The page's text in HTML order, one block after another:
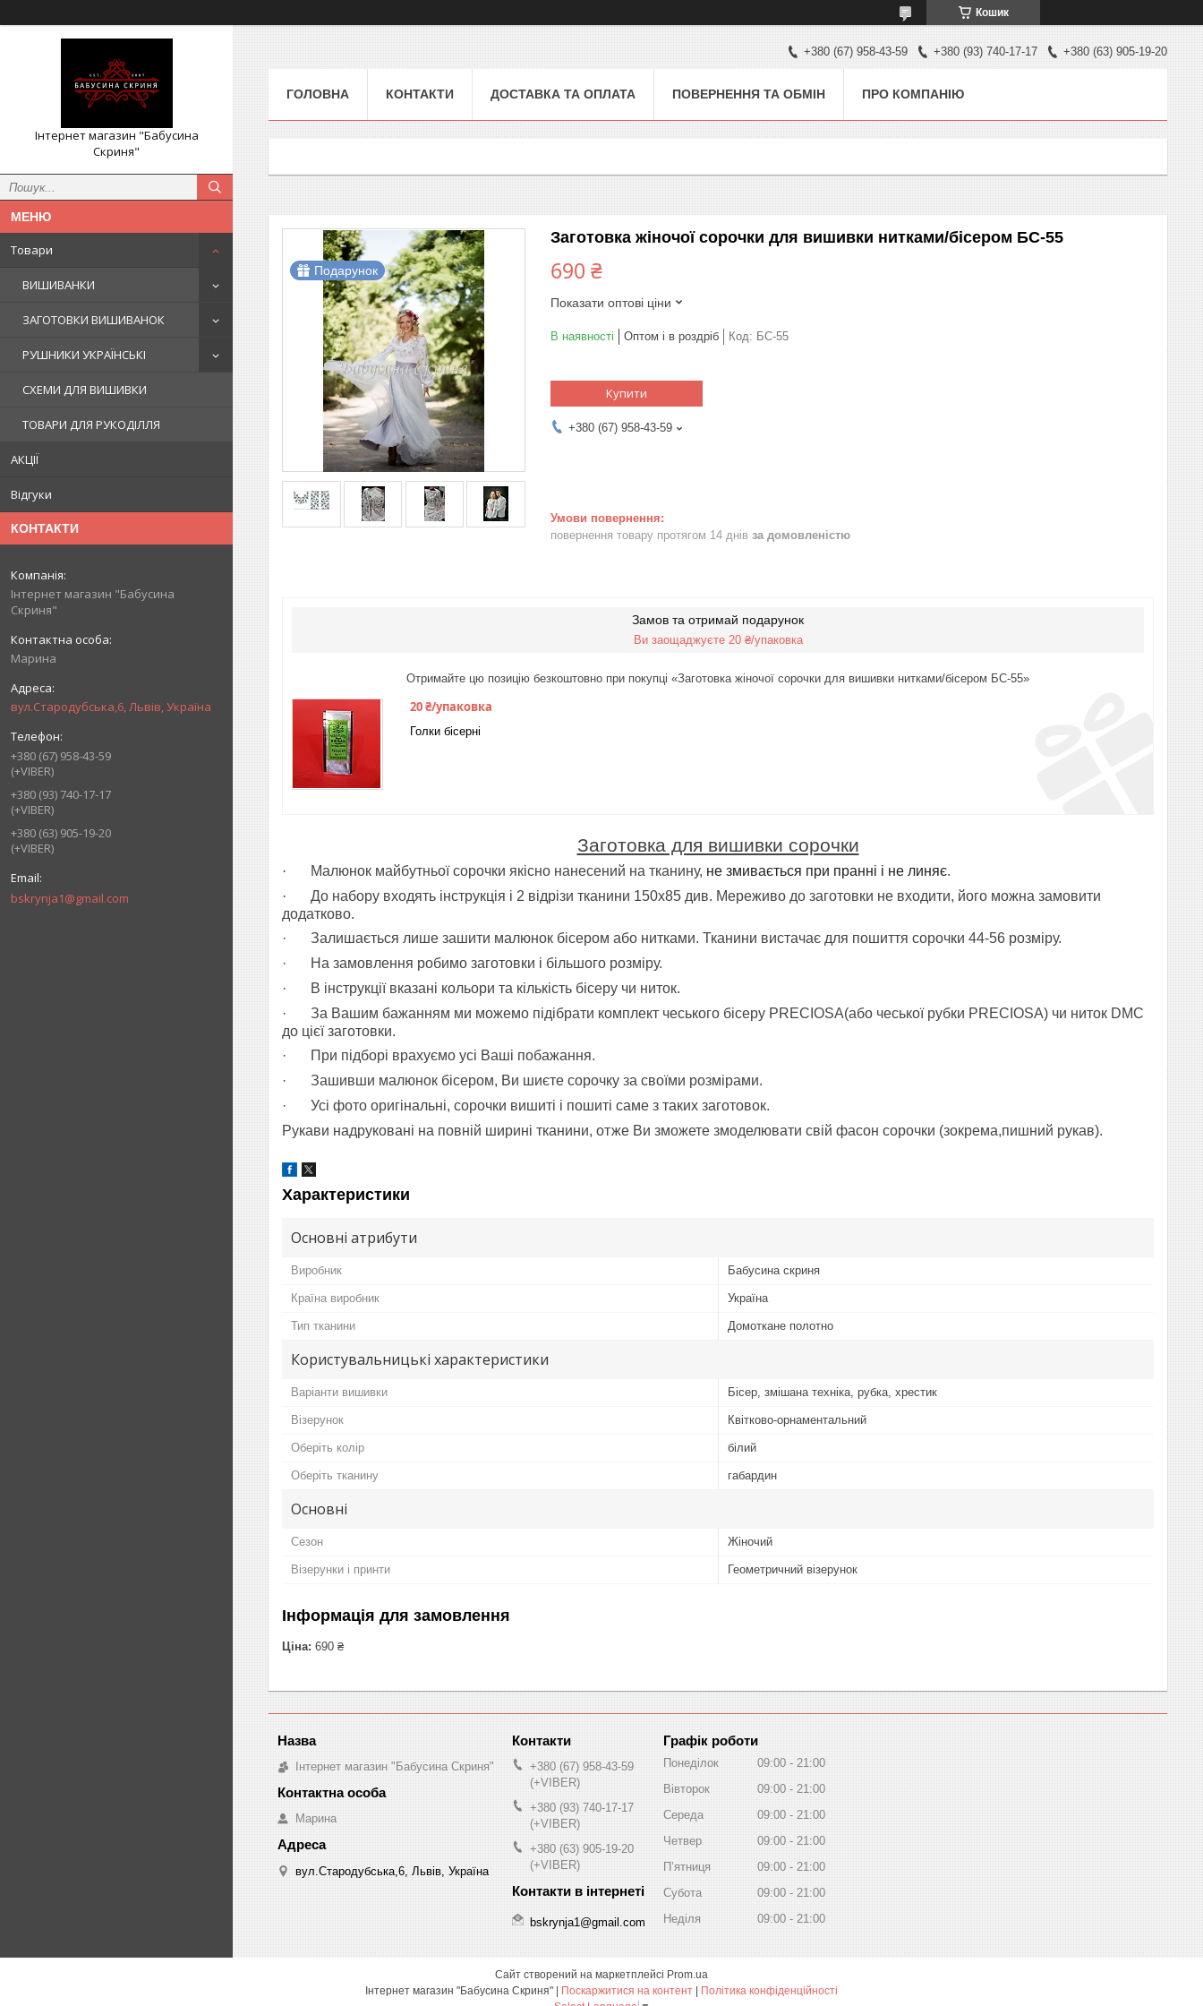
Кошик
Інтернет магазин "Бабусина
Скриня"
Товари
ВИШИВАНКИ
ЗАГОТОВКИ ВИШИВАНОК
РУШНИКИ УКРАЇНСЬКІ
СХЕМИ ДЛЯ ВИШИВКИ
ТОВАРИ ДЛЯ РУКОДІЛЛЯ
АКЦІЇ
Відгуки
КОНТАКТИ
Інтернет магазин "Бабусина
Скриня"
Марина
вул.Стародубська,6, Львів, Україна
+380 (67) 958-43-59
(+VIBER)
+380 (93) 740-17-17
(+VIBER)
+380 (63) 905-19-20
(+VIBER)
bskrynja1@gmail.com
+380 (67) 958-43-59 +380 (93) 740-17-17 +380 (63) 905-19-20
ГОЛОВНА КОНТАКТИ ДОСТАВКА ТА ОПЛАТА ПОВЕРНЕННЯ ТА ОБМІН ПРО КОМПАНІЮ
Подарунок
Заготовка жіночої сорочки для вишивки нитками/бісером БС-55
690 ₴
Показати оптові ціни
В наявності Оптом і в роздріб Код: БС-55
Купити
+380 (67) 958-43-59
повернення товару протягом 14 днів за домовленістю
Замов та отримай подарунок
Ви заощаджуєте 20 ₴/упаковка
Отримайте цю позицію безкоштовно при покупці «Заготовка жіночої сорочки для вишивки нитками/бісером БС-55»
20 ₴/упаковка
Голки бісерні
Заготовка для вишивки сорочки
· Малюнок майбутньої сорочки якісно нанесений на тканину, не змивається при пранні і не линяє.
·
До набору входять інструкція і 2 відрізи тканини 150х85 див. Мереживо до заготовки не входити, його можна замовити
додатково.
·
Залишається лише зашити малюнок бісером або нитками. Тканини вистачає для пошиття сорочки 44-56 розміру.
·
На замовлення робимо заготовки і більшого розміру.
·
В інструкції вказані кольори та кількість бісеру чи ниток.
·
За Вашим бажанням ми можемо підібрати комплект чеського бісеру PRECIOSA(або чеської рубки PRECIOSA) чи ниток DMC
до цієї заготовки.
·
При підборі врахуємо усі Ваші побажання.
·
Зашивши малюнок бісером, Ви шиєте сорочку за своїми розмірами.
·
Усі фото оригінальні, сорочки вишиті і пошиті саме з таких заготовок.
Рукави надруковані на повній ширині тканини, отже Ви зможете змоделювати свій фасон сорочки (зокрема,пишний рукав).
Характеристики
Основні атрибути
Виробник Бабусина скриня
Країна виробник Україна
Тип тканини Домоткане полотно
Користувальницькі характеристики
Варіанти вишивки Бісер, змішана техніка, рубка, хрестик
Візерунок Квітково-орнаментальний
Оберіть колір білий
Оберіть тканину габардин
Основні
Сезон Жіночий
Візерунки і принти Геометричний візерунок
Інформація для замовлення
Ціна: 690 ₴
Інтернет магазин "Бабусина Скриня"
Марина
вул.Стародубська,6, Львів, Україна
+380 (67) 958-43-59
(+VIBER)
+380 (93) 740-17-17
(+VIBER)
+380 (63) 905-19-20
(+VIBER)
bskrynja1@gmail.com
Графік роботи
Понеділок 09:00
21:00
Вівторок
09:00
21:00
Середа
09:00
21:00
Четвер
09:00
21:00
Пʼятниця
09:00
21:00
Субота
09:00
21:00
Неділя
09:00 21:00
Сайт створений на маркетплейсі Prom.ua
Інтернет магазин "Бабусина Скриня" | Поскаржитися на контент | Політика конфіденційності